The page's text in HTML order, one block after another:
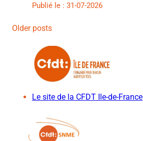
Publié le : 31-07-2026
Older posts
Le site de la CFDT Ile-de-France